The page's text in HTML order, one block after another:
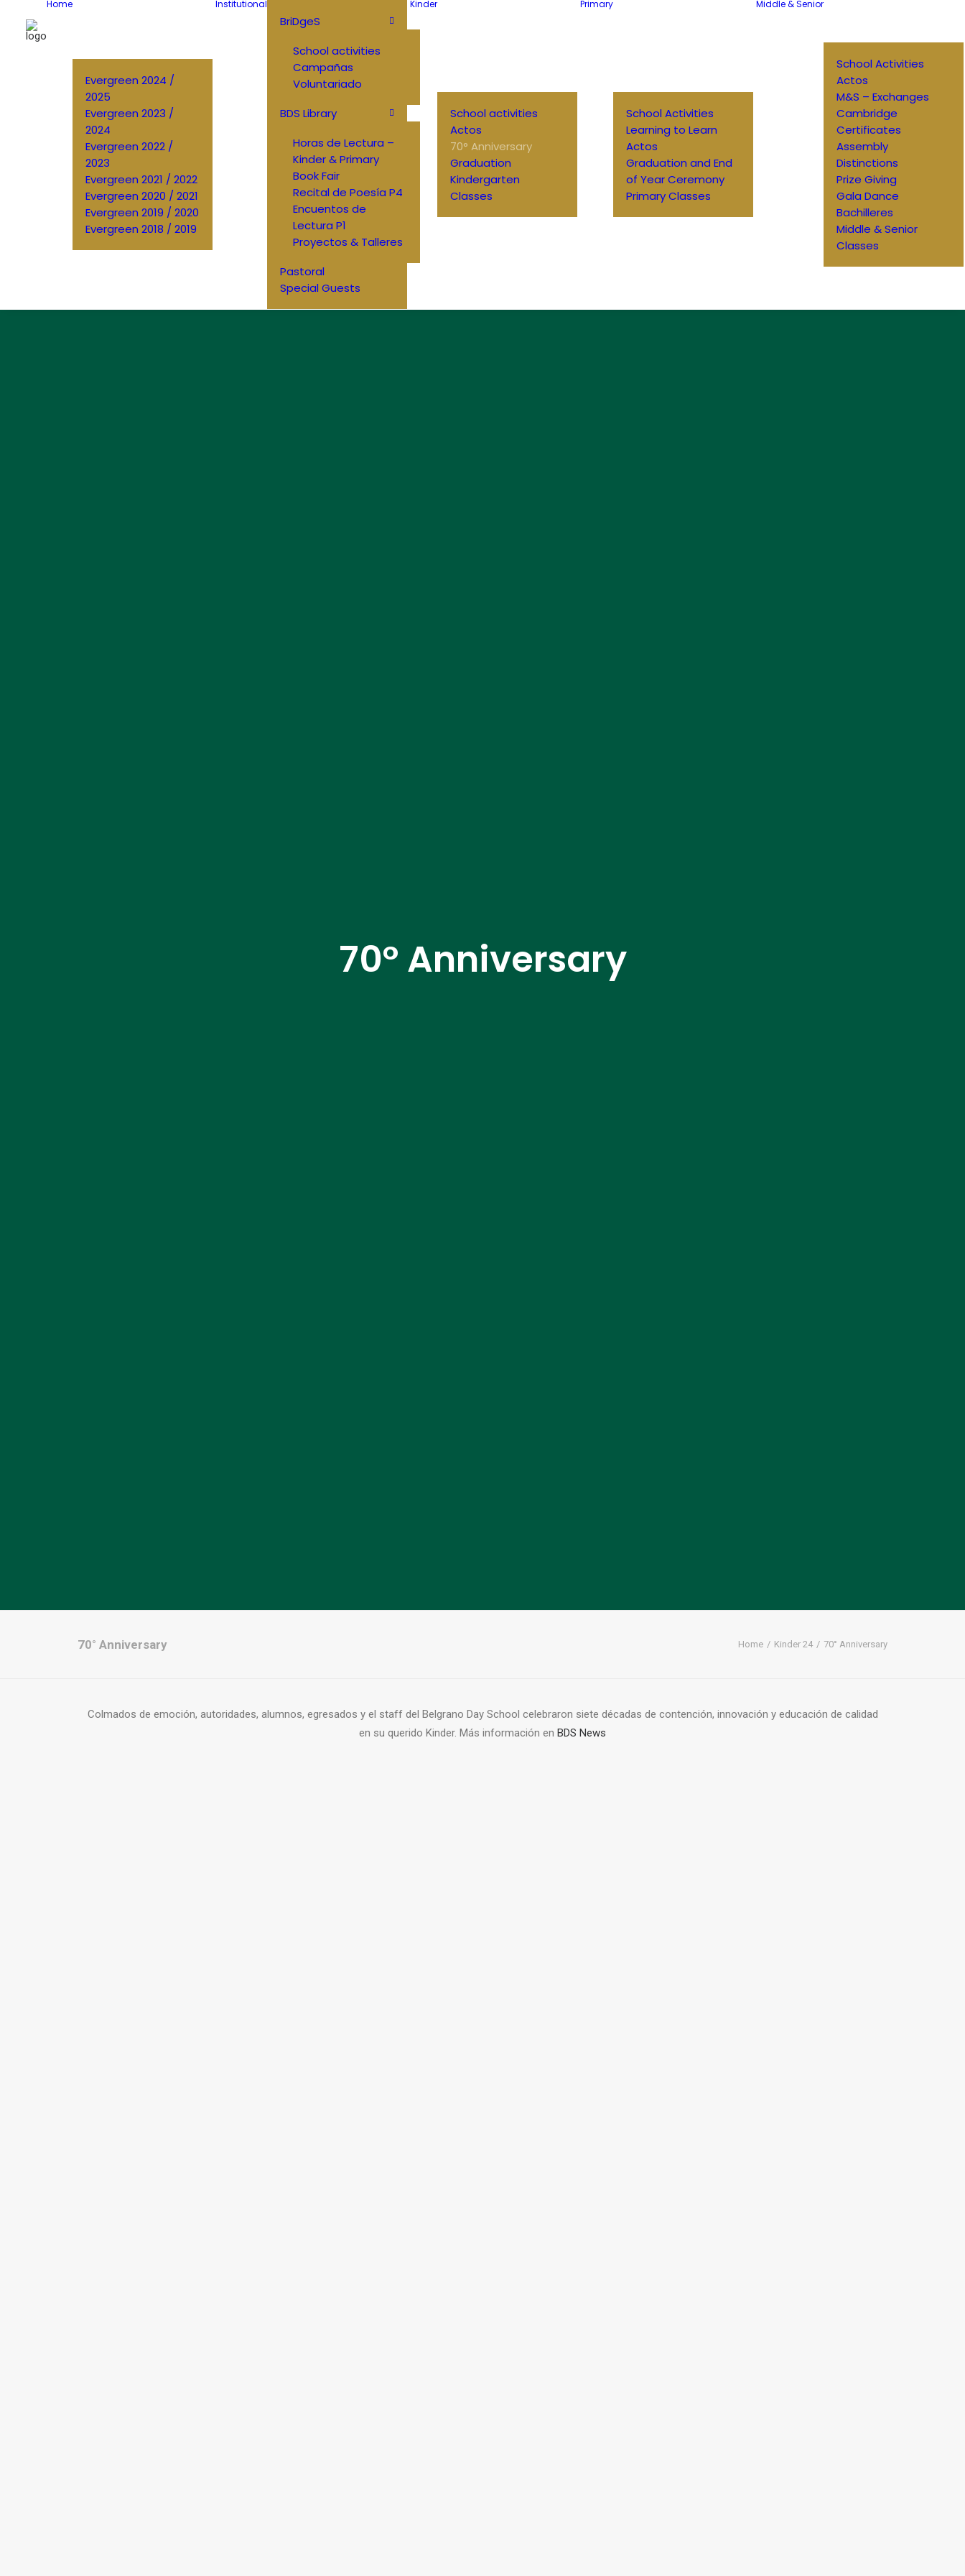
Home
Evergreen 2024 /
2025
Evergreen 2023 /
2024
Evergreen 2022 /
2023
Evergreen 2021 / 2022
Evergreen 2020 / 2021
Evergreen 2019 / 2020
Evergreen 2018 / 2019
Institutional
BriDgeS
School activities
Campañas
Voluntariado
BDS Library
Horas de Lectura –
Kinder & Primary
Book Fair
Recital de Poesía P4
Encuentos de
Lectura P1
Proyectos & Talleres
Pastoral
Special Guests
Kinder
School activities
Actos
70° Anniversary
Graduation
Kindergarten
Classes
Primary
School Activities
Learning to Learn
Actos
Graduation and End
of Year Ceremony
Primary Classes
Middle & Senior
School Activities
Actos
M&S – Exchanges
Cambridge
Certificates
Assembly
Distinctions
Prize Giving
Gala Dance
Bachilleres
Middle & Senior
Classes
70° Anniversary
70° Anniversary Home Kinder 24 70° Anniversary
Colmados de emoción, autoridades, alumnos, egresados y el staff del Belgrano Day School celebraron siete décadas de contención, innovación y educación de calidad
en su querido Kinder. Más información en BDS News